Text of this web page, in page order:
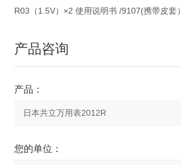
R03（1.5V）×2 使用说明书 /9107(携带皮套）
产品咨询
产品：
您的单位：